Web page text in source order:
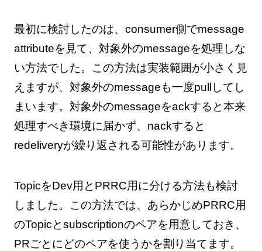
最初に検討したのは、consumer側でmessage
attributeを見て、対象外のmessageを処理しな
い方法でした。この方法は実装範囲が小さく見
えますが、対象外のmessageも一度pullしてし
まいます。対象外のmessageをackすると本来
処理すべき環境に届かず、nackすると
redeliveryが繰り返される可能性があります。
TopicをDev用とPRRC用に分ける方法も検討
しました。この方法では、あらかじめPRRC用
のTopicとsubscriptionのペアを用意しておき、
PRごとにどのペアを使うかを割り当てます。